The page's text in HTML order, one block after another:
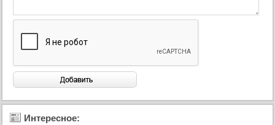
92 серия
94 серия
95 серия
97 серия
98 серияИнтересное: